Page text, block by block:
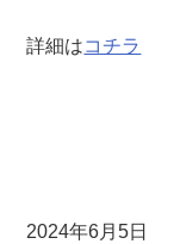
詳細はコチラ
2024年6月5日